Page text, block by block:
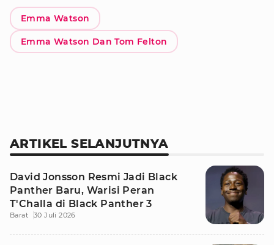
Emma Watson
Emma Watson Dan Tom Felton
ARTIKEL SELANJUTNYA
David Jonsson Resmi Jadi Black
Panther Baru, Warisi Peran
T'Challa di Black Panther 3
Barat 30 Juli 2026